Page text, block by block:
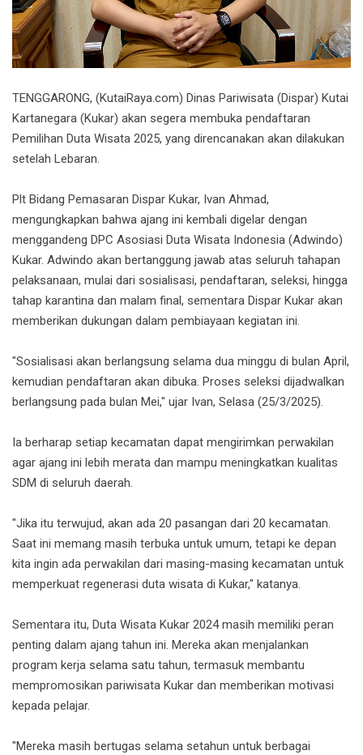
TENGGARONG, (KutaiRaya.com) Dinas Pariwisata (Dispar) Kutai
Kartanegara (Kukar) akan segera membuka pendaftaran
Pemilihan Duta Wisata 2025, yang direncanakan akan dilakukan
setelah Lebaran.
Plt Bidang Pemasaran Dispar Kukar, Ivan Ahmad,
mengungkapkan bahwa ajang ini kembali digelar dengan
menggandeng DPC Asosiasi Duta Wisata Indonesia (Adwindo)
Kukar. Adwindo akan bertanggung jawab atas seluruh tahapan
pelaksanaan, mulai dari sosialisasi, pendaftaran, seleksi, hingga
tahap karantina dan malam final, sementara Dispar Kukar akan
memberikan dukungan dalam pembiayaan kegiatan ini.
"Sosialisasi akan berlangsung selama dua minggu di bulan April,
kemudian pendaftaran akan dibuka. Proses seleksi dijadwalkan
berlangsung pada bulan Mei," ujar Ivan, Selasa (25/3/2025).
Ia berharap setiap kecamatan dapat mengirimkan perwakilan
agar ajang ini lebih merata dan mampu meningkatkan kualitas
SDM di seluruh daerah.
"Jika itu terwujud, akan ada 20 pasangan dari 20 kecamatan.
Saat ini memang masih terbuka untuk umum, tetapi ke depan
kita ingin ada perwakilan dari masing-masing kecamatan untuk
memperkuat regenerasi duta wisata di Kukar," katanya.
Sementara itu, Duta Wisata Kukar 2024 masih memiliki peran
penting dalam ajang tahun ini. Mereka akan menjalankan
program kerja selama satu tahun, termasuk membantu
mempromosikan pariwisata Kukar dan memberikan motivasi
kepada pelajar.
"Mereka masih bertugas selama setahun untuk berbagai